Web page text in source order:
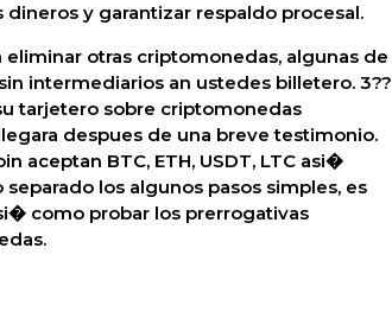
y garantizar respaldo procesal.
otras criptomonedas, algunas de
intermediarios an ustedes billetero. 3??
tarjetero sobre criptomonedas
despues de una breve testimonio.
aceptan BTC, ETH, USDT, LTC asi�
los algunos pasos simples, es
como probar los prerrogativas